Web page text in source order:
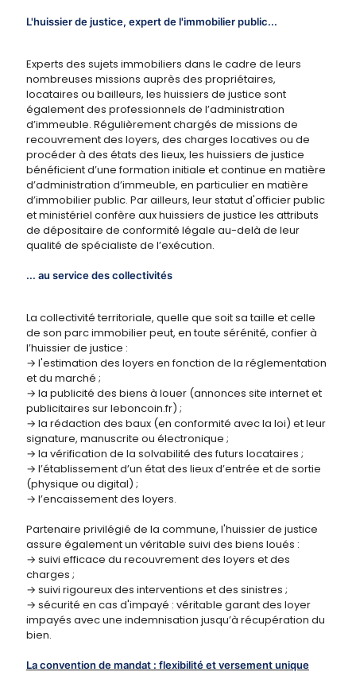
L'huissier de justice, expert de l'immobilier public...
Experts des sujets immobiliers dans le cadre de leurs
nombreuses missions auprès des propriétaires,
locataires ou bailleurs, les huissiers de justice sont
également des professionnels de l’administration
d’immeuble. Régulièrement chargés de missions de
recouvrement des loyers, des charges locatives ou de
procéder à des états des lieux, les huissiers de justice
bénéficient d’une formation initiale et continue en matière
d’administration d’immeuble, en particulier en matière
d’immobilier public. Par ailleurs, leur statut d'officier public
et ministériel confère aux huissiers de justice les attributs
de dépositaire de conformité légale au-delà de leur
qualité de spécialiste de l’exécution.
... au service des collectivités
La collectivité territoriale, quelle que soit sa taille et celle
de son parc immobilier peut, en toute sérénité, confier à
l’huissier de justice :
→ l'estimation des loyers en fonction de la réglementation
et du marché ;
→ la publicité des biens à louer (annonces site internet et
publicitaires sur leboncoin.fr) ;
→ la rédaction des baux (en conformité avec la loi) et leur
signature, manuscrite ou électronique ;
→ la vérification de la solvabilité des futurs locataires ;
→ l’établissement d’un état des lieux d’entrée et de sortie
(physique ou digital) ;
→ l’encaissement des loyers.
Partenaire privilégié de la commune, l'huissier de justice
assure également un véritable suivi des biens loués :
→ suivi efficace du recouvrement des loyers et des
charges ;
→ suivi rigoureux des interventions et des sinistres ;
→ sécurité en cas d'impayé : véritable garant des loyer
impayés avec une indemnisation jusqu’à récupération du
bien.
La convention de mandat : flexibilité et versement unique